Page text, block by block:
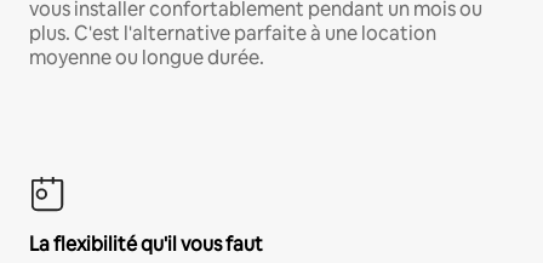
vous installer confortablement pendant un mois ou
plus. C'est l'alternative parfaite à une location
moyenne ou longue durée.
La flexibilité qu'il vous faut